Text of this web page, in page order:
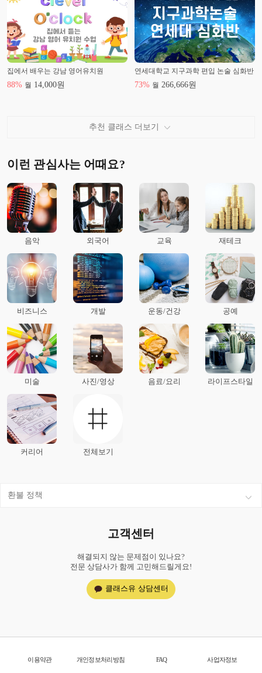
집에서 배우는 강남 영어유치원
88% 월 14,000원
연세대학교 지구과학 편입 논술 심화반
73% 월 266,666원
추천 클래스 더보기
이런 관심사는 어때요?
음악 외국어 교육 재테크
비즈니스 개발 운동/건강 공예
미술 사진/영상 음료/요리 라이프스타일
커리어 전체보기
환불 정책
고객센터
해결되지 않는 문제점이 있나요?
전문 상담사가 함께 고민해드릴게요!
클래스유 상담센터
이용약관 개인정보처리방침 FAQ 사업자정보